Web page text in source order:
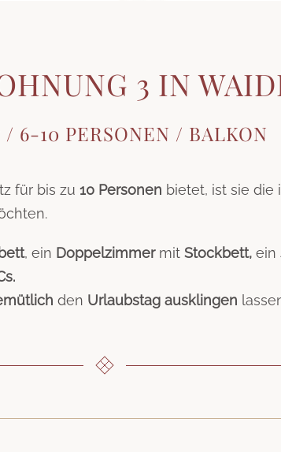
3 IN
/ 6-10 PERSONEN / BALKON
für bis zu 10 Personen bietet, ist sie die
, ein Doppelzimmermit Stockbett, ein
den Urlaubstag ausklingen